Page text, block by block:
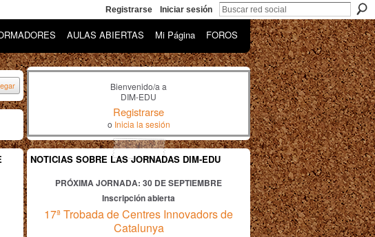
Registrarse Iniciar sesión
AULAS ABIERTAS Mi Página FOROS
Bienvenido/a a
DIM-EDU
Registrarse
o Inicia la sesión
NOTICIAS SOBRE LAS JORNADAS DIM-EDU
PRÓXIMA JORNADA: 30 DE SEPTIEMBRE
Inscripción abierta
17ª Trobada de Centres Innovadors de
Catalunya